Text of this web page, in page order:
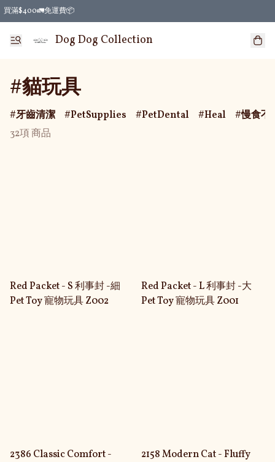
買滿$400🚛免運費📦
Dog Dog Collection
#貓玩具
牙齒清潔 PetSupplies PetDental Heal
慢食不
32項 商品
Red Packet - S 利事封 -細
Pet Toy 寵物玩具 Z002
Red Packet - L 利事封 -大
Pet Toy 寵物玩具 Z001
2386 Classic Comfort -
2158 Modern Cat - Fluffy